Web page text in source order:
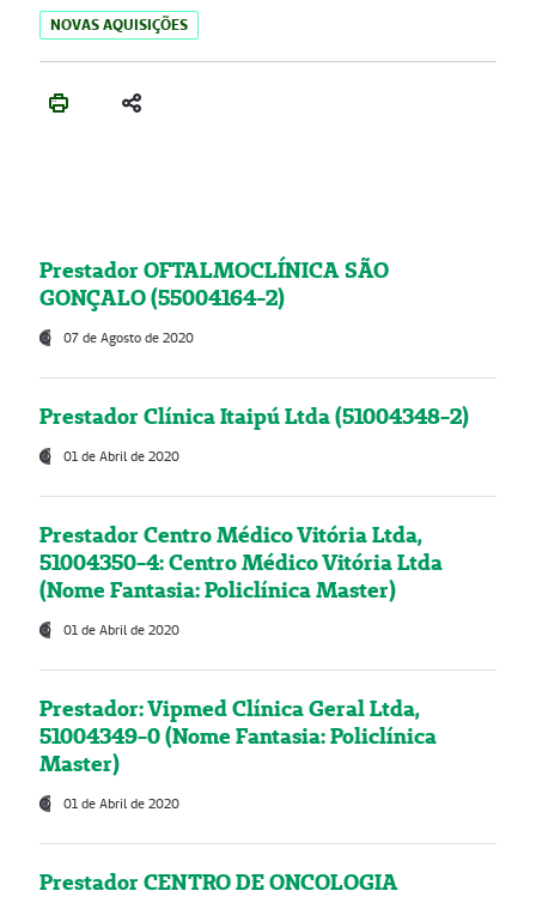
NOVAS AQUISIÇÕES
Prestador OFTALMOCLÍNICA SÃO
GONÇALO (55004164-2)
07 de Agosto de 2020
Prestador Clínica Itaipú Ltda (51004348-2)
01 de Abril de 2020
Prestador Centro Médico Vitória Ltda,
51004350-4: Centro Médico Vitória Ltda
(Nome Fantasia: Policlínica Master)
01 de Abril de 2020
Prestador: Vipmed Clínica Geral Ltda,
51004349-0 (Nome Fantasia: Policlínica
Master)
01 de Abril de 2020
Prestador CENTRO DE ONCOLOGIA